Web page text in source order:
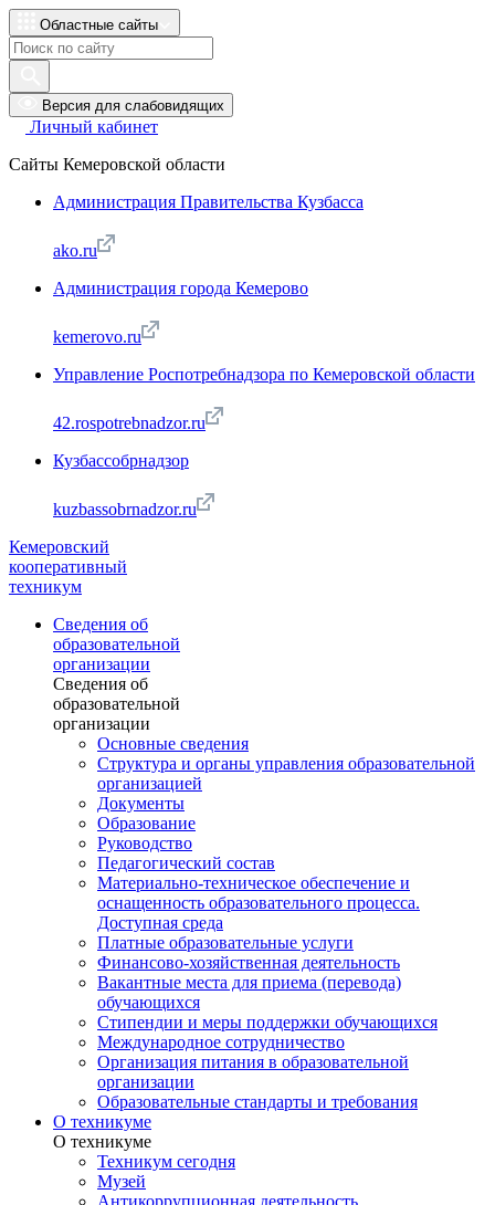
Областные сайты
Версия для слабовидящих
Личный кабинет
Сайты Кемеровской области
Администрация Правительства Кузбасса
ako.ru
Администрация города Кемерово
kemerovo.ru
Управление Роспотребнадзора по Кемеровской области
42.rospotrebnadzor.ru
Кузбассобрнадзор
kuzbassobrnadzor.ru
Кемеровский
кооперативный
техникум
Сведения об
образовательной
организации
Сведения об
образовательной
организации
Основные сведения
Структура и органы управления образовательной
организацией
Документы
Образование
Руководство
Педагогический состав
Материально-техническое обеспечение и
оснащенность образовательного процесса.
Доступная среда
Платные образовательные услуги
Финансово-хозяйственная деятельность
Вакантные места для приема (перевода)
обучающихся
Стипендии и меры поддержки обучающихся
Международное сотрудничество
Организация питания в образовательной
организации
Образовательные стандарты и требования
О техникуме
О техникуме
Техникум сегодня
Музей
Антикоррупционная деятельность